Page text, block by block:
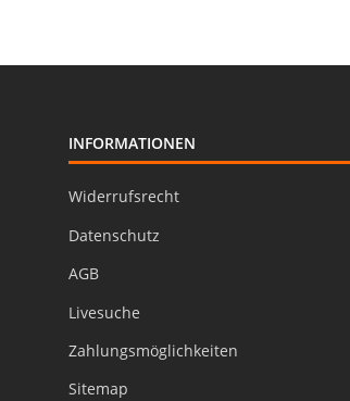
INFORMATIONEN
Widerrufsrecht
Datenschutz
AGB
Livesuche
Zahlungsmöglichkeiten
Sitemap